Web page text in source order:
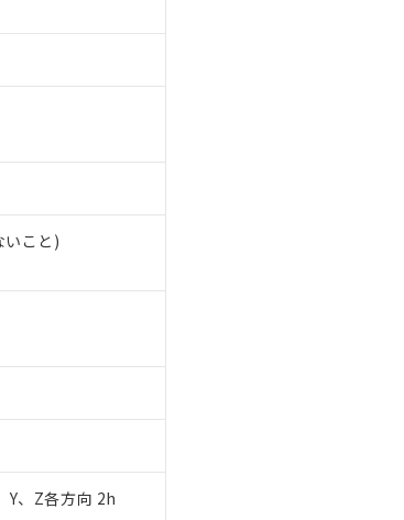
こと)
Y、Z各方向 2h
社在庫状況および標準価格(税抜)を提供させていただ
スの対象外となる商品もあることをご了承ください。
いる更新日時点での社内データに基づき作成されるも
び標準価格とは異なる場合があることをご了承くださ
引先、またはお客様担当のオムロン制御機器販売店・
ご利用いただくには、I-Webメンバーズにご登録され
た部品リストについて、当社および当社の共同利用者
取引・商談に必要な範囲で利用することをご了承くだ
100ppm以下、
以下、ポリ臭化ジフェニルエーテル類(PBDE) 1000ppm以下、
下、フタル酸ブチルベンジル（BBP） 1000ppm以下、フタル酸ジブチ
以下
目は除く。
がないことを確認しています。
ることがあります。
ます。
応では、対応完了までの期間は出荷製品に未対応品が
した。
超えていることを示します。
ください。
、 PBDEs(ポリ臭化ジフェニルエーテル類) : 1000ppm、
) : 1000ppm、 BBP(フタル酸ブチルベンジル) : 1000ppm、
あることを示します。
に漏えいし、環境に深刻な影響を及ぼさない年数を意
ださい。
本国政府の輸出許可(または役務取引許可)を取得する
するなど、違法に輸出されないよう必要な手段を講じ
器、生物兵器またはその他武器並びにこれらの製造装
上記1、2および3の内容を当該第三者に通知します。
様のお取引先、またはお客様担当のオムロン制御
)
していない機種